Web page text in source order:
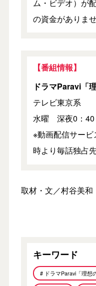
ム・ビデオ）が
の資金がありま
【番組情報】
ドラマParavi「
テレビ東京系
水曜 深夜0：40
※動画配信サー
時より毎話独占
取材・文／村谷美和
キーワード
# ドラマParavi「理想